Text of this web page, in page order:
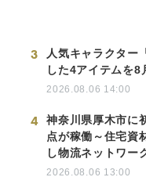
3
人気キャラクター
した4アイテムを8
2026.08.06 14:00
4
神奈川県厚木市に
点が稼働～住宅資
し物流ネットワー
2026.08.06 13:00